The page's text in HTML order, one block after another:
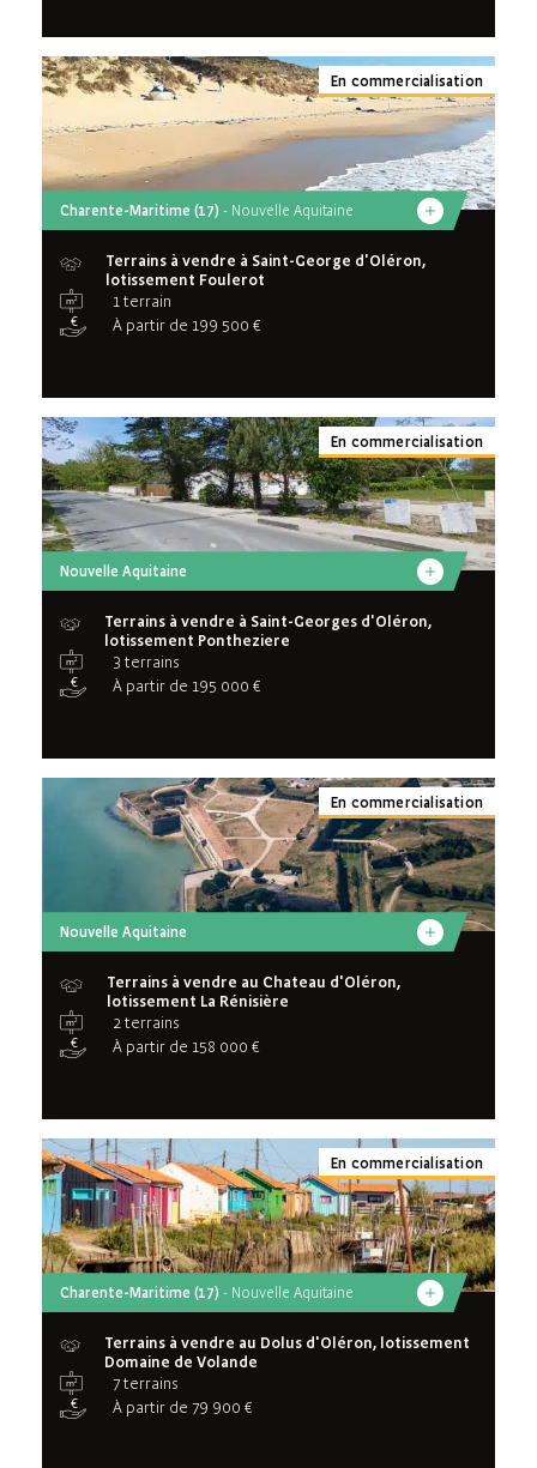
En commercialisation
Charente-Maritime (17) - Nouvelle Aquitaine
Terrains à vendre à Saint-George d'Oléron,
lotissement Foulerot
1 terrain
À partir de 199 500 €
En commercialisation
Nouvelle Aquitaine
Terrains à vendre à Saint-Georges d'Oléron,
lotissement Pontheziere
3 terrains
À partir de 195 000 €
En commercialisation
Nouvelle Aquitaine
Terrains à vendre au Chateau d'Oléron,
lotissement La Rénisière
2 terrains
À partir de 158 000 €
En commercialisation
Charente-Maritime (17) - Nouvelle Aquitaine
Terrains à vendre au Dolus d'Oléron, lotissement
Domaine de Volande
7 terrains
À partir de 79 900 €